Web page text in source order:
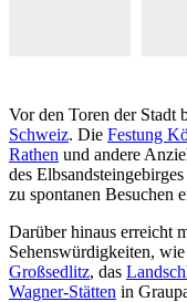
Vor den Toren der Stadt
Schweiz. Die Festung
Rathen und andere
des
zu spontanen Besuchen
Darüber hinaus erreicht
Sehenswürdigkeiten, wie
Großsedlitz, das
Wagner-Stätten in